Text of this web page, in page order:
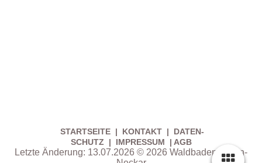
STARTSEITE | KONTAKT | DATEN­
SCHUTZ
| IMPRESSUM | AGB
Letzte Änderung: 13.07.2026 © 2026 Waldbaden Rhein-